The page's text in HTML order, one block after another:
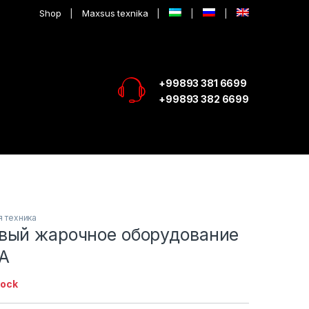
Shop Maxsus texnika
+99893 381 6699
+99893 382 6699
техника
жарочное оборудование